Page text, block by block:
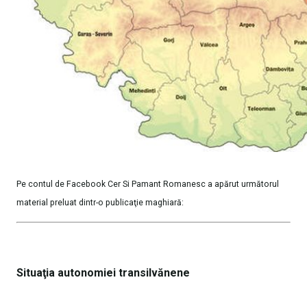
Pe contul de Facebook Cer Si Pamant Romanesc a apărut următorul
material preluat dintr-o publicaţie maghiară:
Situaţia autonomiei transilvănene